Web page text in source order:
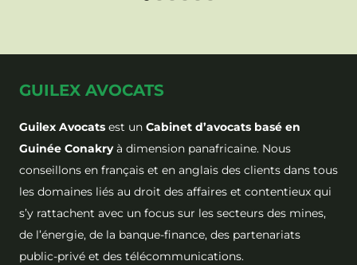
GUILEX AVOCATS
Guilex Avocats est un Cabinet d’avocats basé en
Guinée Conakryà dimension panafricaine. Nous
conseillons en français et en anglais des clients dans tous
les domaines liés au droit des affaires et contentieux qui
s’y rattachent avec un focus sur les secteurs des mines,
de l’énergie, de la banque-finance, des partenariats
public-privé et des télécommunications.